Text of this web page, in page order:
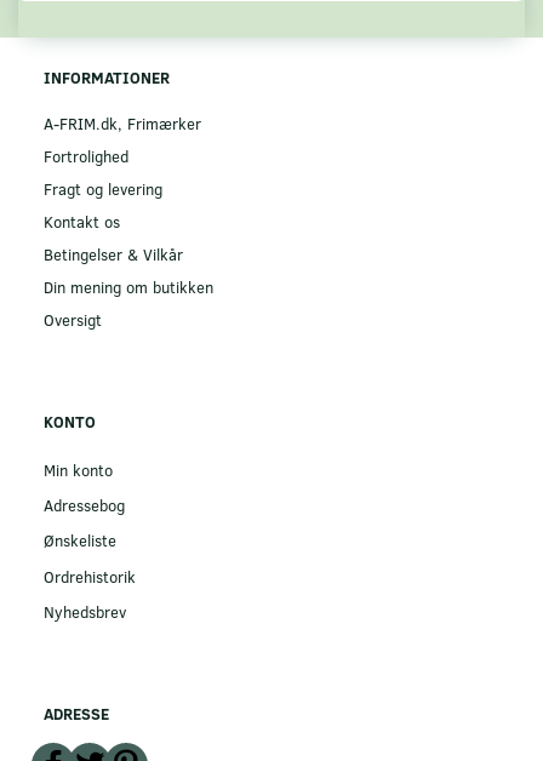
INFORMATIONER
A-FRIM.dk, Frimærker
Fortrolighed
Fragt og levering
Kontakt os
Betingelser & Vilkår
Din mening om butikken
Oversigt
KONTO
Min konto
Adressebog
Ønskeliste
Ordrehistorik
Nyhedsbrev
ADRESSE